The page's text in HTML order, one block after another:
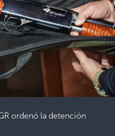
ordenó la detención